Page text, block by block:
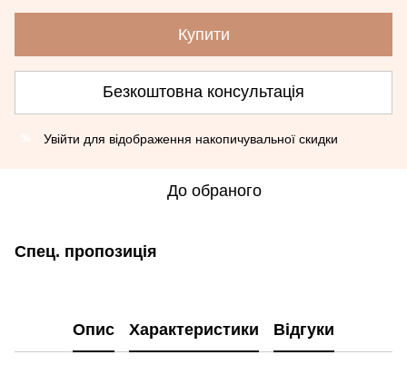
Купити
Безкоштовна консультація
Увійти для відображення накопичувальної скидки
До обраного
Спец. пропозиція
Опис Характеристики Відгуки